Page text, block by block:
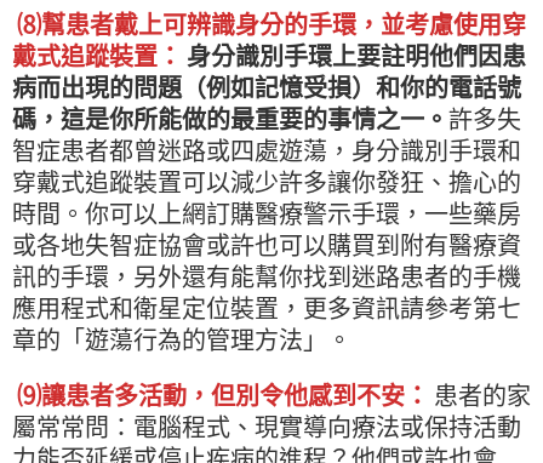
⑻幫患者戴上可辨識身分的手環，並考慮使用穿
戴式追蹤裝置： 身分識別手環上要註明他們因患
病而出現的問題（例如記憶受損）和你的電話號
碼，這是你所能做的最重要的事情之一。 許多失
智症患者都曾迷路或四處遊蕩，身分識別手環和
穿戴式追蹤裝置可以減少許多讓你發狂、擔心的
時間。你可以上網訂購醫療警示手環，一些藥房
或各地失智症協會或許也可以購買到附有醫療資
訊的手環，另外還有能幫你找到迷路患者的手機
應用程式和衛星定位裝置，更多資訊請參考第七
章的「遊蕩行為的管理方法」。
⑼讓患者多活動，但別令他感到不安： 患者的家
屬常常問：電腦程式、現實導向療法或保持活動